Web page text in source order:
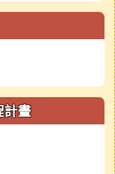
計畫